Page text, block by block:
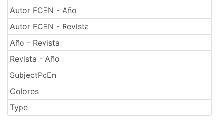
Autor FCEN - Año
Autor FCEN - Revista
Año - Revista
Revista - Año
SubjectPcEn
Colores
Type